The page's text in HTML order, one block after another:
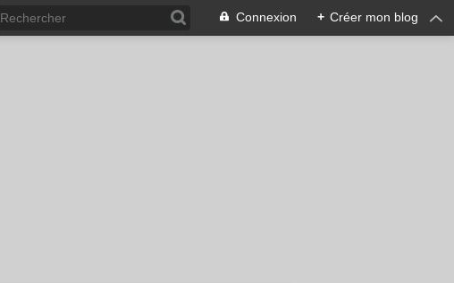
Connexion + Créer mon blog